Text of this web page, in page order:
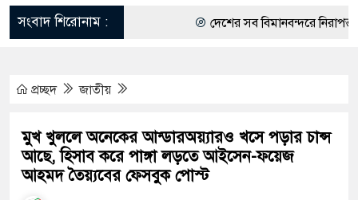
সংবাদ শিরোনাম : দেশের সব বিমানবন্দরে নিরাপত্তা
বিভিন্ন বিশ্ববিদ্যালয়ের শিক্ষার্থীদের
প্রচ্ছদ জাতীয়
মুখ খুললে অনেকের আন্ডারঅয়্যারও খসে পড়ার চান্স
আছে, হিসাব করে পাঙ্গা লড়তে আইসেন-ফয়েজ
আহমদ তৈয়্যবের ফেসবুক পোস্ট